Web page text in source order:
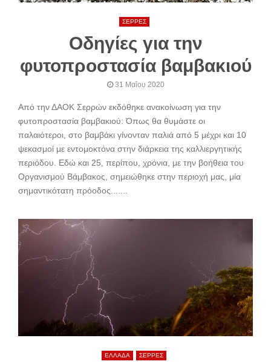
ΣΕΡΡΕΣ
Οδηγίες για την
φυτοπροστασία βαμβακιού
31 Μαΐου 2020
Από την ΔΑΟΚ Σερρών εκδόθηκε ανακοίνωση για την
φυτοπροστασία βαμβακιού: Όπως θα θυμάστε οι
παλαιότεροι, στο βαμβάκι γίνονταν παλιά από 5 μέχρι και 10
ψεκασμοί με εντομοκτόνα στην διάρκεια της καλλιεργητικής
περιόδου. Εδώ και 25, περίπου, χρόνια, με την βοήθεια του
Οργανισμού Βάμβακος, σημειώθηκε στην περιοχή μας, μία
σημαντικότατη πρόοδος.......
ΕΛΛΑΔΑ ΣΕΡΡΕΣ